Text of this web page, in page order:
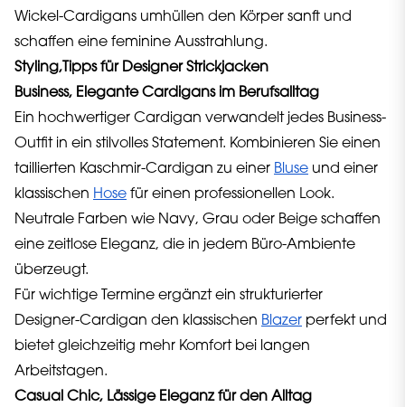
Wickel-Cardigans umhüllen den Körper sanft und
schaffen eine feminine Ausstrahlung.
Styling,Tipps für Designer Strickjacken
Business, Elegante Cardigans im Berufsalltag
Ein hochwertiger Cardigan verwandelt jedes Business-
Outfit in ein stilvolles Statement. Kombinieren Sie einen
taillierten Kaschmir-Cardigan zu einer Bluse und einer
klassischen Hose für einen professionellen Look.
Neutrale Farben wie Navy, Grau oder Beige schaffen
eine zeitlose Eleganz, die in jedem Büro-Ambiente
überzeugt.
Für wichtige Termine ergänzt ein strukturierter
Designer-Cardigan den klassischen Blazer perfekt und
bietet gleichzeitig mehr Komfort bei langen
Arbeitstagen.
Casual Chic, Lässige Eleganz für den Alltag